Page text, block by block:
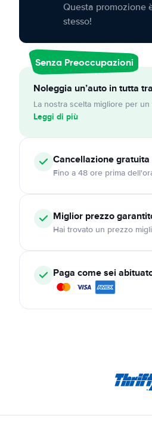
Questa promozione
stesso!
Senza Preoccupazioni
Noleggia un’auto in tutta
La nostra scelta migliore per
Leggi di più
Cancellazionegratuita
Fino a 48 ore prima
Miglior prezzo
Hai trovato un prezzo
Paga come sei